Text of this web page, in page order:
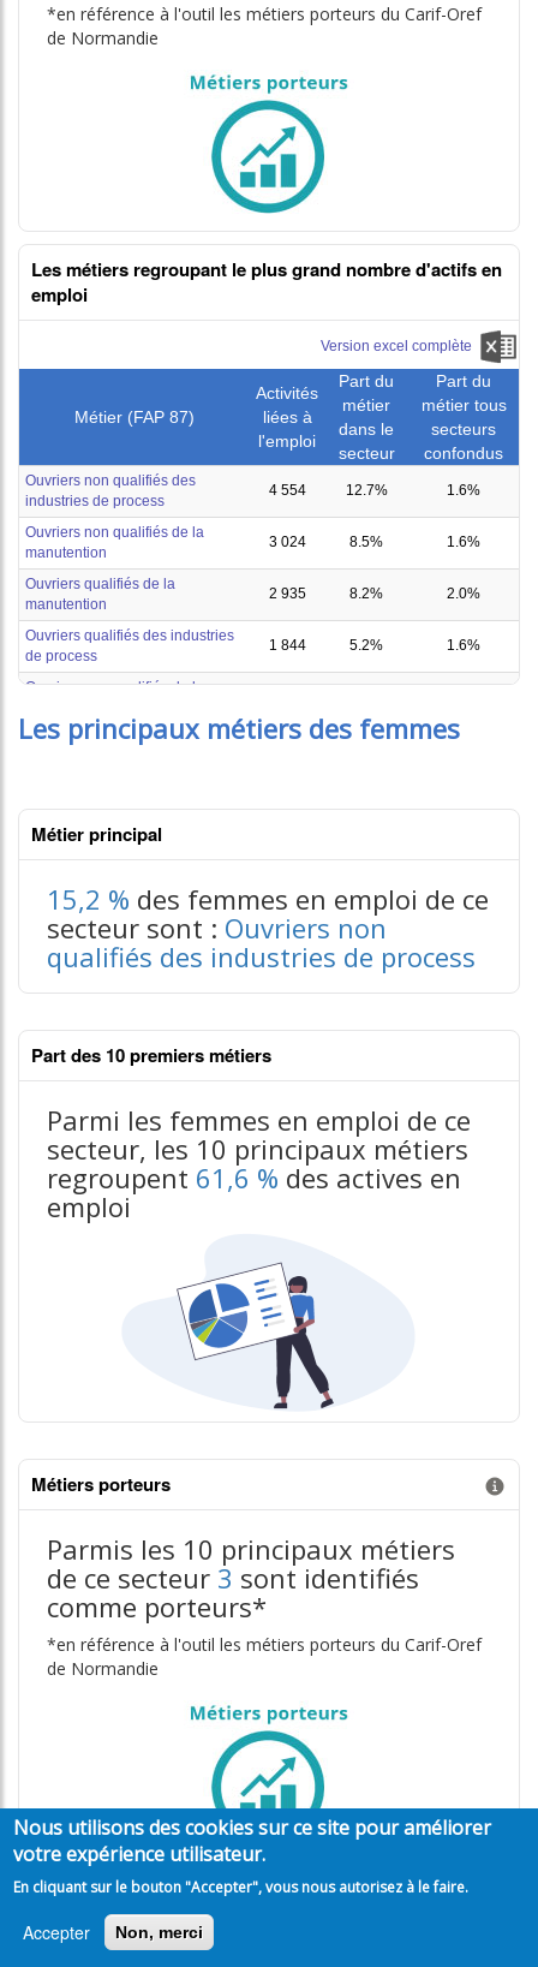
*en référence à l'outil les métiers porteurs du Carif-Oref
de Normandie
Les métiers regroupant le plus grand nombre d'actifs en
emploi
Les principaux métiers des femmes
Métier principal
15,2 % des femmes en emploi de ce
secteur sont : Ouvriers non
qualifiés des industries de process
Part des 10 premiers métiers
Parmi les femmes en emploi de ce
secteur, les 10 principaux métiers
regroupent 61,6 % des actives en
emploi
Métiers porteurs
Parmis les 10 principaux métiers
de ce secteur 3 sont identifiés
comme porteurs*
*en référence à l'outil les métiers porteurs du Carif-Oref
de Normandie
Les métiers regroupant le plus grand nombre d'actifs en
emploi
Nous utilisons des cookies sur ce site pour améliorer
votre expérience utilisateur.
En cliquant sur le bouton "Accepter", vous nous autorisez à le faire.
Accepter Non, merci